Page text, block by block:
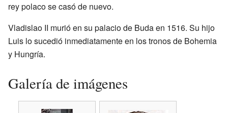
rey polaco se casó de nuevo.
Vladislao II murió en su palacio de Buda en 1516. Su hijo
Luis lo sucedió inmediatamente en los tronos de Bohemia
y Hungría.
Galería de imágenes